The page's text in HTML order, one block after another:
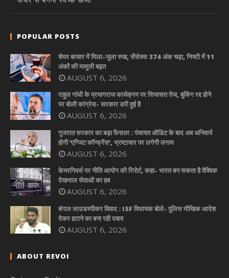
POPULAR POSTS
शेयर बाजार में मिला-जुला रुख, सेंसेक्स 374 अंक चढ़ा, निफ्टी में 11
अंकों की मामूली बढ़त
AUGUST 6, 2026
राहुल गांधी के प्रयागराज कार्यक्रम पर सियासत तेज, बुकिंग रद्द होने
पर बोली कांग्रेस- सरकार डरी हुई है
AUGUST 6, 2026
गुजरात सरकार का बड़ा फैसला : पंचायत ऑडिट के बाद अब अनिवार्य
होगी ‘एग्जिट कॉन्फ्रेंस’, भ्रष्टाचार पर लगेगी लगाम
AUGUST 6, 2026
केयरगिवर्स पर नीति आयोग की रिपोर्ट, कहा- भारत बन सकता है वैश्विक
देखभाल सेवाओं का हब
AUGUST 6, 2026
बंगाल लाउडस्पीकर विवाद : ISF विधायक बोले- पुलिस मौखिक आदेश
देकर हटाने का बना रही दबाव
AUGUST 6, 2026
ABOUT REVOI